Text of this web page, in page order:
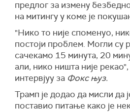
предлог за измену
на митингу у коме је
"Нико то није споменуо,
постоји проблем. Могли су
сачекамо 15 минута, 20
али, нико ништа није
интервјуу за Фокс њуз.
Трамп је додао да мисли да
поставио питање како је